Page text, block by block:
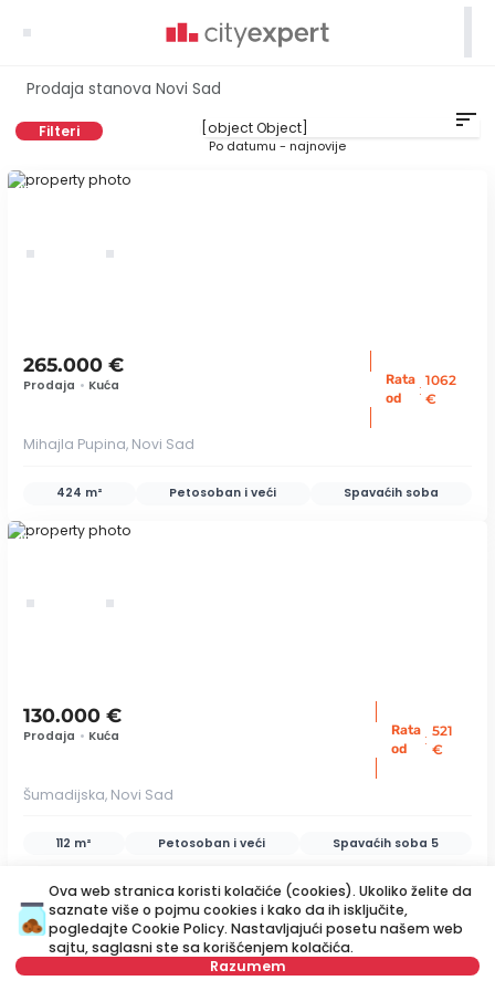
Prodaja stanova Novi Sad
Filteri sort
Po datumu - najnovije
ID 24268
265.000 €
Prodaja • Kuća
Rata
od
: 1062
€
Mihajla Pupina, Novi Sad
424 m² Petosoban i veći Spavaćih soba
ID 74140
130.000 €
Prodaja • Kuća
Rata
od
: 521
€
Šumadijska, Novi Sad
112 m² Petosoban i veći Spavaćih soba 5
ID 66869
saveSačuvajte pretragu
Ova web stranica koristi kolačiće (cookies). Ukoliko želite da
saznate više o pojmu cookies i kako da ih isključite,
pogledajte Cookie Policy. Nastavljajući posetu našem web
sajtu, saglasni ste sa korišćenjem kolačića.
Razumem